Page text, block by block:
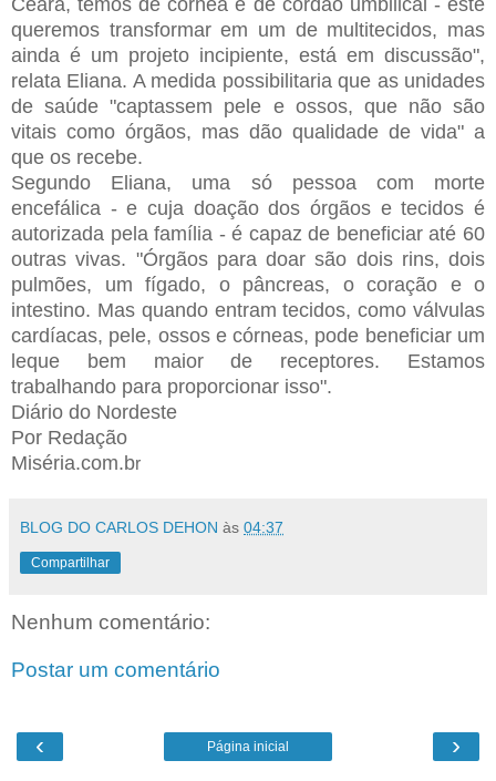
queremos transformar em um de multitecidos, mas
ainda é um projeto incipiente, está em discussão",
relata Eliana. A medida possibilitaria que as unidades
de saúde "captassem pele e ossos, que não são
vitais como órgãos, mas dão qualidade de vida" a
que os recebe.
Segundo Eliana, uma só pessoa com morte
encefálica - e cuja doação dos órgãos e tecidos é
autorizada pela família - é capaz de beneficiar até 60
outras vivas. "Órgãos para doar são dois rins, dois
pulmões, um fígado, o pâncreas, o coração e o
intestino. Mas quando entram tecidos, como válvulas
cardíacas, pele, ossos e córneas, pode beneficiar um
leque bem maior de receptores. Estamos
trabalhando para proporcionar isso".
Diário do Nordeste
Por Redação
Miséria.com.br
BLOG DO CARLOS DEHON às 04:37
Compartilhar
Nenhum comentário:
Postar um comentário
‹ ›
Página inicial